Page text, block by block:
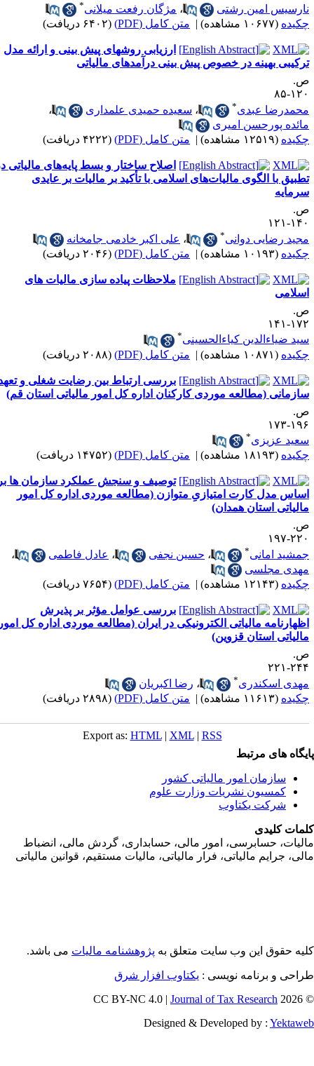
امین رشتی
،مژگان رفعت میلانی
(۱۰۶۷۷ مشاهده) | متن کامل (PDF) (۶۴۰۲ دریافت)
ارزیابی روشهای پیش بینی و ارائه مدل
بهینه در خصوص پیش بینی درآمدهای مالیاتی
۸۵
عبدی
،سعیده حمیدی علمداری
،
پورحسن امیری
(۱۲۵۱۹ مشاهده) | متن کامل (PDF) (۴۲۲۲ دریافت)
اصلاح ساختار و بسط پایه‌های مالیاتی در
با الگوی مالیات‌های اسلامی با تأکید بر مالیات بر عایدی
۱۲۱
رضایی دوانی
،علی اکبر خادمی جامخانه
(۱۰۱۹۳ مشاهده) | متن کامل (PDF) (۲۰۴۶ دریافت)
ملاحظات پیاده سازی مالیات های
۱۴۱
ضیاءالدین کیاءالحسینی
(۱۰۸۷۱ مشاهده) | متن کامل (PDF) (۲۰۸۸ دریافت)
بررسی ارتباط بین رضایت شغلی و تعهد
(مطالعه موردی کارکنان اداره کل امور مالیاتی استان قم)
۱۷۳
عزیزی
(۱۸۱۹۳ مشاهده) | متن کامل (PDF) (۱۴۷۵۲ دریافت)
توصیف و سنجش عملکرد سازمان ها بر
مدل کارت امتیازیِ متوازن (مطالعه موردی اداره کل امور
استان همدان)
۱۹۷
امانی
،حسین نجفی ،عادل فاطمی
،
مجلسی
(۱۲۱۴۳ مشاهده) | متن کامل (PDF) (۷۶۵۴ دریافت)
بررسی عوامل مؤثر بر پذیرش
مالیاتی الکترونیکی در ایران (مطالعه موردی اداره کل امور
استان قزوین)
۲۲۱
اسکندری
،رضا اکبریان
(۱۱۶۱۳ مشاهده) | متن کامل (PDF) (۲۸۹۸ دریافت)
Export as:HTML |XML|RSS
های مرتبط
سازمان امور مالياتی کشور
کمسیون نشریات وزارت علوم
شرکت یکتاوب
کلیدی
حسابرسی، امور مالی، حسابداری، گردش مالی، انضباط
جرايم مالياتی، فرار مالياتی، ماليات مستقيم، قوانين مالياتی
حقوق این وب سایت متعلق بهپژوهشنامه مالیاتمی باشد.
و برنامه نویسی : یکتاوب افزار شرق
©
Journal of Tax Research
Designed & Developed by :